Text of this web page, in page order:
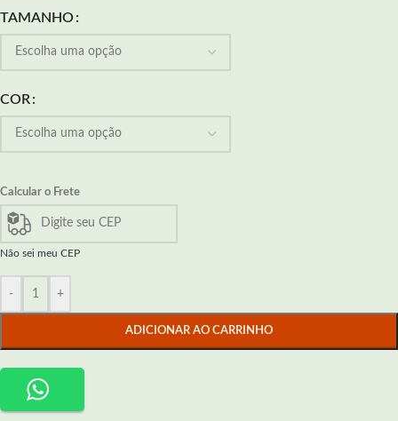
TAMANHO
COR
Calcular o Frete
Não sei meu CEP
- +
ADICIONAR AO CARRINHO